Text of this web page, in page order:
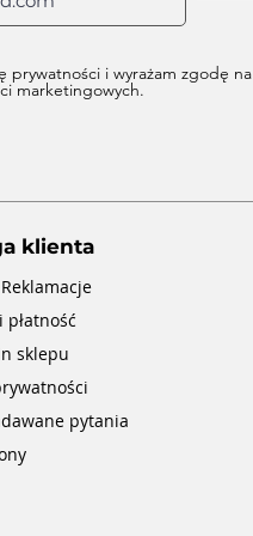
prywatności i wyrażam zgodę na
marketingowych.
klienta
płatność
sklepu
pytania